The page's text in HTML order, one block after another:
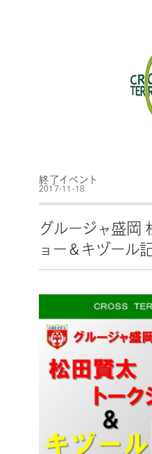
終了イベント
2017-11-18
グルージャ盛岡
ョー＆キヅール